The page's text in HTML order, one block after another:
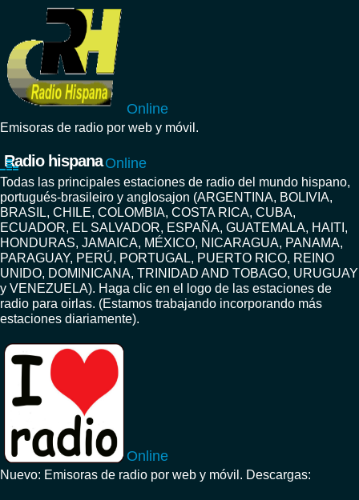
Online
Emisoras de radio por web y móvil.
Radio hispana Online
Todas las principales estaciones de radio del mundo hispano,
portugués-brasileiro y anglosajon (ARGENTINA, BOLIVIA,
BRASIL, CHILE, COLOMBIA, COSTA RICA, CUBA,
ECUADOR, EL SALVADOR, ESPAÑA, GUATEMALA, HAITI,
HONDURAS, JAMAICA, MÉXICO, NICARAGUA, PANAMA,
PARAGUAY, PERÚ, PORTUGAL, PUERTO RICO, REINO
UNIDO, DOMINICANA, TRINIDAD AND TOBAGO, URUGUAY
y VENEZUELA). Haga clic en el logo de las estaciones de
radio para oirlas. (Estamos trabajando incorporando más
estaciones diariamente).
Online
Nuevo: Emisoras de radio por web y móvil. Descargas: